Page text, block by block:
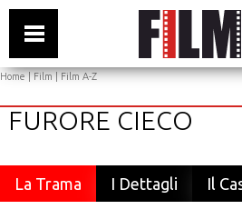
Home|Film|Film A-Z
FURORE CIECO
La Trama I Dettagli Il